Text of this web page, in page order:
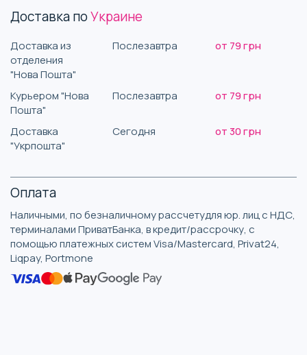
Доставка поУкраине
Доставка из
отделения
"Нова Пошта"
Послезавтра от 79 грн
Курьером "Нова
Пошта"
Послезавтра от 79 грн
Доставка
"Укрпошта"
Сегодня от 30 грн
Оплата
Наличными, по безналичному рассчетудля юр. лиц с НДС,
терминалами ПриватБанка, в кредит/рассрочку, с
помощью платежных систем Visa/Mastercard, Privat24,
Liqpay, Portmone